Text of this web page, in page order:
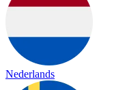
Nederlands